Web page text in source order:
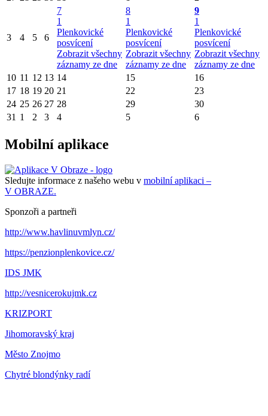
3 4 5 6
7
1
Plenkovické
posvícení
Zobrazit všechny
záznamy ze dne
8
1
Plenkovické
posvícení
Zobrazit všechny
záznamy ze dne
9
1
Plenkovické
posvícení
Zobrazit všechny
záznamy ze dne
10 11 12 13 14 15
16
17 18 19 20 21 22
23
24 25 26 27 28 29
30
31 1 2 3 4 5 6
Mobilní aplikace
Sledujte informace z našeho webu v mobilní aplikaci –
V OBRAZE.
Sponzoři a partneři
http://www.havlinuvmlyn.cz/
https://penzionplenkovice.cz/
IDS JMK
http://vesnicerokujmk.cz
KRIZPORT
Jihomoravský kraj
Město Znojmo
Chytré blondýnky radí